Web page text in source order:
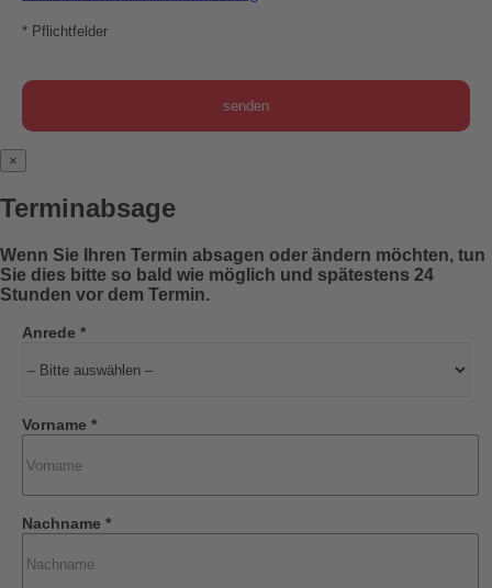
* Pflichtfelder
×
Terminabsage
Wenn Sie Ihren Termin absagen oder ändern möchten, tun
Sie dies bitte so bald wie möglich und spätestens 24
Stunden vor dem Termin.
Anrede *
Vorname *
Nachname *